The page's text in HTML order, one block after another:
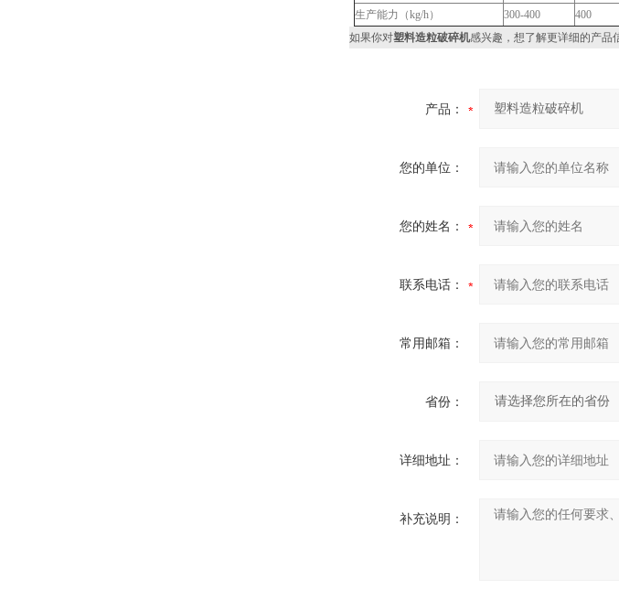
生产能力（kg/h）
300-400 400
如果你对塑料造粒破碎机感兴趣，想了解更详细的产品
产品：
您的单位：
您的姓名：
联系电话：
常用邮箱：
省份：
详细地址：
补充说明：